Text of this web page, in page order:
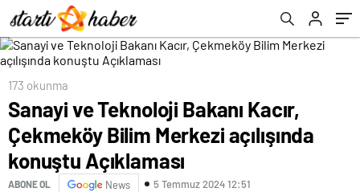
173 okunma
Sanayi ve Teknoloji Bakanı Kacır,
Çekmeköy Bilim Merkezi açılışında
konuştu Açıklaması
ABONE OL News 5 Temmuz 2024 12:51